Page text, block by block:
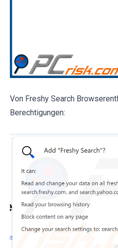
Von Freshy Search
Berechtigungen: